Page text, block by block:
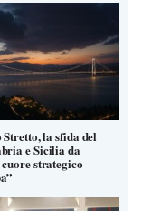
Stretto, la sfida del
e Sicilia da
strategico